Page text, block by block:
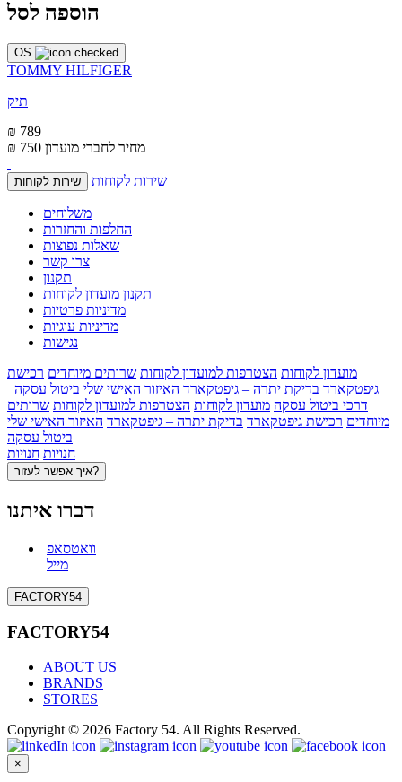
הוספה לסל
OS
TOMMY HILFIGER
תיק
₪ 789
₪ 750 מחיר לחברי מועדון
שירות לקוחות שירות לקוחות
משלוחים
החלפות והחזרות
שאלות נפוצות
צרו קשר
תקנון
תקנון מועדון לקוחות
מדיניות פרטיות
מדיניות עוגיות
נגישות
מועדון לקוחות הצטרפות למועדון לקוחות שרותים מיוחדים רכישת
גיפטקארד בדיקת יתרה – גיפטקארד האיזור האישי שלי ביטול עסקה
דרכי ביטול עסקה מועדון לקוחות הצטרפות למועדון לקוחות שרותים
מיוחדים רכישת גיפטקארד בדיקת יתרה – גיפטקארד האיזור האישי שלי
ביטול עסקה
חנויות חנויות
איך אפשר לעזור?
דברו איתנו
וואטסאפ
מייל
FACTORY54
FACTORY54
ABOUT US
BRANDS
STORES
Copyright © 2026 Factory 54. All Rights Reserved.
×